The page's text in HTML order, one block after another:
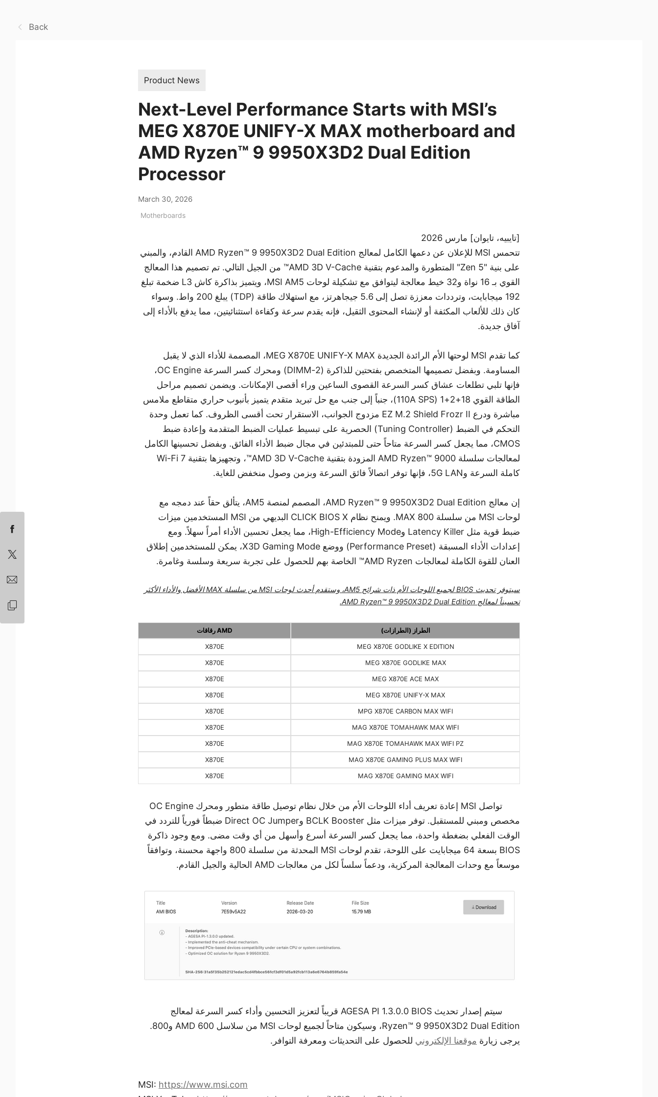
Back
Product News
Next-Level Performance Starts with MSI’s
MEG X870E UNIFY-X MAX motherboard and
AMD Ryzen™ 9 9950X3D2 Dual Edition
Processor
March 30, 2026
Motherboards
[تايبيه، تايوان] مارس 2026
تتحمس MSI للإعلان عن دعمها الكامل لمعالج AMD Ryzen™ 9 9950X3D2 Dual Edition القادم، والمبني
على بنية "Zen 5" المتطورة والمدعوم بتقنية AMD 3D V-Cache™ من الجيل التالي. تم تصميم هذا المعالج
القوي بـ 16 نواة و32 خيط معالجة ليتوافق مع تشكيلة لوحات MSI AM5، ويتميز بذاكرة كاش L3 ضخمة تبلغ
192 ميجابايت، وترددات معززة تصل إلى 5.6 جيجاهرتز، مع استهلاك طاقة (TDP) يبلغ 200 واط. وسواء
كان ذلك للألعاب المكثفة أو لإنشاء المحتوى الثقيل، فإنه يقدم سرعة وكفاءة استثنائيتين، مما يدفع بالأداء إلى
آفاق جديدة.
كما تقدم MSI لوحتها الأم الرائدة الجديدة MEG X870E UNIFY-X MAX، المصممة للأداء الذي لا يقبل
المساومة. وبفضل تصميمها المتخصص بفتحتين للذاكرة (2-DIMM) ومحرك كسر السرعة OC Engine،
فإنها تلبي تطلعات عشاق كسر السرعة القصوى الساعين وراء أقصى الإمكانات. ويضمن تصميم مراحل
الطاقة القوي 18+2+1 (110A SPS)، جنباً إلى جنب مع حل تبريد متقدم يتميز بأنبوب حراري متقاطع ملامس
مباشرة ودرع EZ M.2 Shield Frozr II مزدوج الجوانب، الاستقرار تحت أقسى الظروف. كما تعمل وحدة
التحكم في الضبط (Tuning Controller) الحصرية على تبسيط عمليات الضبط المتقدمة وإعادة ضبط
CMOS، مما يجعل كسر السرعة متاحاً حتى للمبتدئين في مجال ضبط الأداء الفائق. وبفضل تحسينها الكامل
لمعالجات سلسلة AMD Ryzen™ 9000 المزودة بتقنية AMD 3D V-Cache™، وتجهيزها بتقنية Wi-Fi 7
كاملة السرعة و5G LAN، فإنها توفر اتصالاً فائق السرعة وبزمن وصول منخفض للغاية.
إن معالج AMD Ryzen™ 9 9950X3D2 Dual Edition، المصمم لمنصة AM5، يتألق حقاً عند دمجه مع
لوحات MSI من سلسلة 800 MAX. ويمنح نظام CLICK BIOS X البديهي من MSI المستخدمين ميزات
ضبط قوية مثل Latency Killer وHigh-Efficiency Mode، مما يجعل تحسين الأداء أمراً سهلاً. ومع
إعدادات الأداء المسبقة (Performance Preset) ووضع X3D Gaming Mode، يمكن للمستخدمين إطلاق
العنان للقوة الكاملة لمعالجات AMD Ryzen™ الخاصة بهم للحصول على تجربة سريعة وسلسة وغامرة.
سيتوفر تحديث BIOS لجميع اللوحات الأم ذات شرائح AM5، وستقدم أحدث لوحات MSI من سلسلة MAX الأفضل والأداء الأكثر
تحسيناً لمعالج AMD Ryzen™ 9 9950X3D2 Dual Edition.
رقاقات AMD الطراز (الطرازات)
X870E MEG X870E GODLIKE X EDITION
X870E MEG X870E GODLIKE MAX
X870E MEG X870E ACE MAX
X870E MEG X870E UNIFY-X MAX
X870E MPG X870E CARBON MAX WIFI
X870E MAG X870E TOMAHAWK MAX WIFI
X870E MAG X870E TOMAHAWK MAX WIFI PZ
X870E MAG X870E GAMING PLUS MAX WIFI
X870E MAG X870E GAMING MAX WIFI
تواصل MSI إعادة تعريف أداء اللوحات الأم من خلال نظام توصيل طاقة متطور ومحرك OC Engine
مخصص ومبني للمستقبل. توفر ميزات مثل BCLK Booster وDirect OC Jumper ضبطاً فورياً للتردد في
الوقت الفعلي بضغطة واحدة، مما يجعل كسر السرعة أسرع وأسهل من أي وقت مضى. ومع وجود ذاكرة
BIOS بسعة 64 ميجابايت على اللوحة، تقدم لوحات MSI المحدثة من سلسلة 800 واجهة محسنة، وتوافقاً
موسعاً مع وحدات المعالجة المركزية، ودعماً سلساً لكل من معالجات AMD الحالية والجيل القادم.
سيتم إصدار تحديث AGESA PI 1.3.0.0 BIOS قريباً لتعزيز التحسين وأداء كسر السرعة لمعالج
Ryzen™ 9 9950X3D2 Dual Edition، وسيكون متاحاً لجميع لوحات MSI من سلاسل AMD 600 و800.
يرجى زيارة موقعنا الإلكتروني للحصول على التحديثات ومعرفة التوافر.
MSI: https://www.msi.com